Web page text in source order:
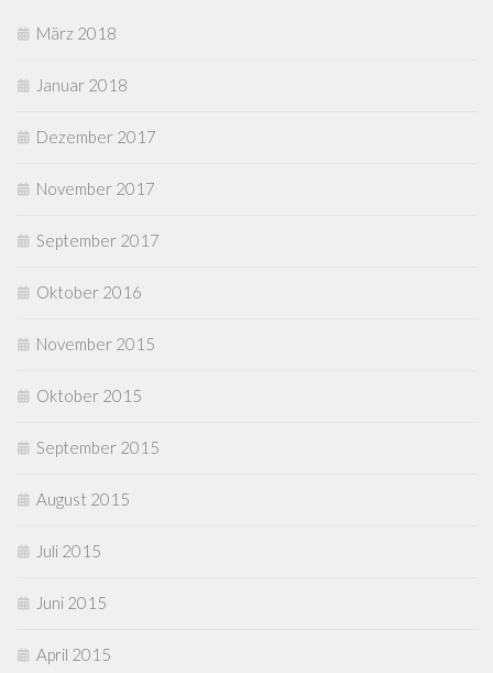
März 2018
Januar 2018
Dezember 2017
November 2017
September 2017
Oktober 2016
November 2015
Oktober 2015
September 2015
August 2015
Juli 2015
Juni 2015
April 2015